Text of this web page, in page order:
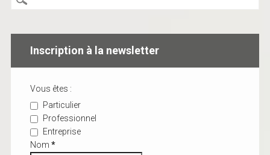
Inscription à la newsletter
Vous êtes :
Particulier
Professionnel
Entreprise
Nom *